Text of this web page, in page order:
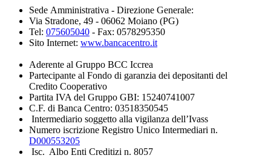
Sede Amministrativa - Direzione Generale:
Via Stradone, 49 - 06062 Moiano (PG)
Tel: 075605040 - Fax: 0578295350
Sito Internet: www.bancacentro.it
Aderente al Gruppo BCC Iccrea
Partecipante al Fondo di garanzia dei depositanti del
Credito Cooperativo
Partita IVA del Gruppo GBI: 15240741007
C.F. di Banca Centro: 03518350545
Intermediario soggetto alla vigilanza dell’Ivass
Numero iscrizione Registro Unico Intermediari n.
D000553205
Isc. Albo Enti Creditizi n. 8057